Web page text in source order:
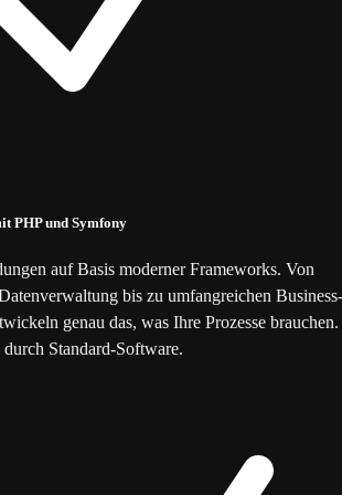
PHP und Symfony
auf Basis moderner Frameworks. Von
bis zu umfangreichen Business-
genau das, was Ihre Prozesse brauchen.
Standard-Software.